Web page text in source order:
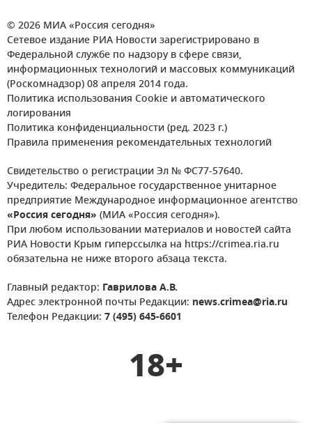
© 2026 МИА «Россия сегодня»
Сетевое издание РИА Новости зарегистрировано в
Федеральной службе по надзору в сфере связи,
информационных технологий и массовых коммуникаций
(Роскомнадзор) 08 апреля 2014 года.
Политика использования Cookie и автоматического
логирования
Политика конфиденциальности (ред. 2023 г.)
Правила применения рекомендательных технологий
Свидетельство о регистрации Эл № ФС77-57640.
Учредитель: Федеральное государственное унитарное
предприятие Международное информационное агентство
«Россия сегодня» (МИА «Россия сегодня»).
При любом использовании материалов и новостей сайта
РИА Новости Крым гиперссылка на https://crimea.ria.ru
обязательна не ниже второго абзаца текста.
Главный редактор: Гаврилова А.В.
Адрес электронной почты Редакции: news.crimea@ria.ru
Телефон Редакции: 7 (495) 645-6601
18+